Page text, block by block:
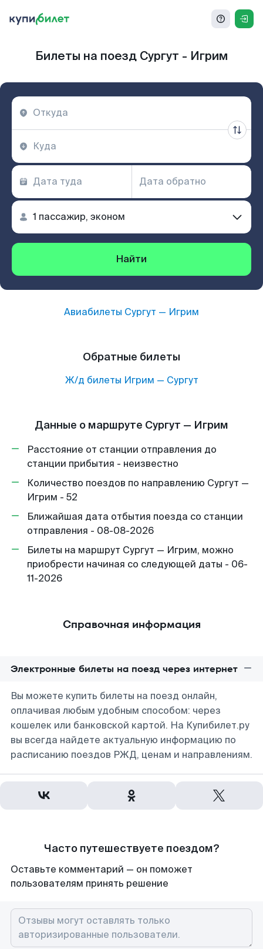
Билеты на поезд Сургут - Игрим
Найти
Авиабилеты Сургут — Игрим
Обратные билеты
Ж/д билеты Игрим — Сургут
Данные о маршруте Сургут — Игрим
Расстояние от станции отправления до
станции прибытия - неизвестно
Количество поездов по направлению Сургут —
Игрим - 52
Ближайшая дата отбытия поезда со станции
отправления - 08-08-2026
Билеты на маршрут Сургут — Игрим, можно
приобрести начиная со следующей даты - 06-
11-2026
Справочная информация
Электронные билеты на поезд через интернет
Вы можете купить билеты на поезд онлайн,
оплачивая любым удобным способом: через
кошелек или банковской картой. На Купибилет.ру
вы всегда найдете актуальную информацию по
расписанию поездов РЖД, ценам и направлениям.
Часто путешествуете поездом?
Оставьте комментарий — он поможет
пользователям принять решение